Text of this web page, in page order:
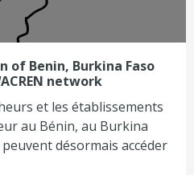
of Benin, Burkina Faso
network
et les établissements
au Bénin, au Burkina
désormais accéder